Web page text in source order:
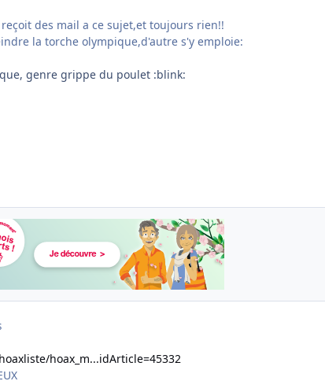
des mail a ce sujet,et toujours rien!!
la torche olympique,d'autre s'y emploie:
genre grippe du poulet :blink:
hoax_m...idArticle=45332